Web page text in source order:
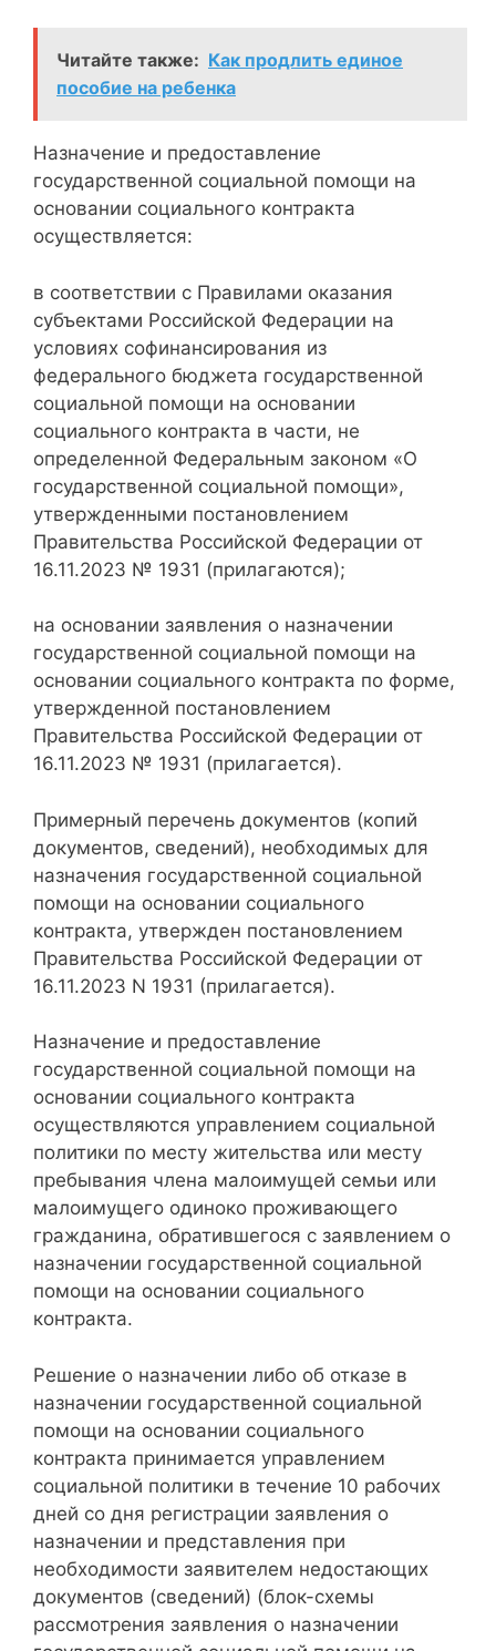
Читайте также: Как продлить единое
пособие на ребенка
Назначение и предоставление
государственной социальной помощи на
основании социального контракта
осуществляется:
в соответствии с Правилами оказания
субъектами Российской Федерации на
условиях софинансирования из
федерального бюджета государственной
социальной помощи на основании
социального контракта в части, не
определенной Федеральным законом «О
государственной социальной помощи»,
утвержденными постановлением
Правительства Российской Федерации от
16.11.2023 № 1931 (прилагаются);
на основании заявления о назначении
государственной социальной помощи на
основании социального контракта по форме,
утвержденной постановлением
Правительства Российской Федерации от
16.11.2023 № 1931 (прилагается).
Примерный перечень документов (копий
документов, сведений), необходимых для
назначения государственной социальной
помощи на основании социального
контракта, утвержден постановлением
Правительства Российской Федерации от
16.11.2023 N 1931 (прилагается).
Назначение и предоставление
государственной социальной помощи на
основании социального контракта
осуществляются управлением социальной
политики по месту жительства или месту
пребывания члена малоимущей семьи или
малоимущего одиноко проживающего
гражданина, обратившегося с заявлением о
назначении государственной социальной
помощи на основании социального
контракта.
Решение о назначении либо об отказе в
назначении государственной социальной
помощи на основании социального
контракта принимается управлением
социальной политики в течение 10 рабочих
дней со дня регистрации заявления о
назначении и представления при
необходимости заявителем недостающих
документов (сведений) (блок-схемы
рассмотрения заявления о назначении